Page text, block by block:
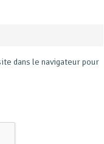
dans le navigateur pour